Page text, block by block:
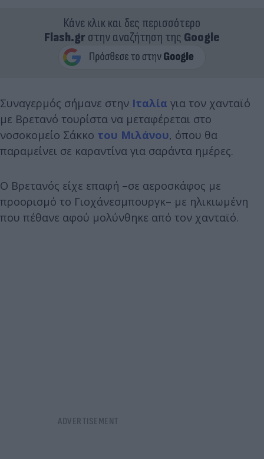
Κάνε κλικ και δες περισσότερο
Flash.grστην αναζήτηση της Google
Συναγερμός σήμανε στην Ιταλία για τον χανταϊό
με Βρετανό τουρίστα να μεταφέρεται στο
νοσοκομείο Σάκκο του Μιλάνου, όπου θα
παραμείνει σε καραντίνα για σαράντα ημέρες.
Ο Βρετανός είχε επαφή –σε αεροσκάφος με
προορισμό το Γιοχάνεσμπουργκ– με ηλικιωμένη
που πέθανε αφού μολύνθηκε από τον χανταϊό.